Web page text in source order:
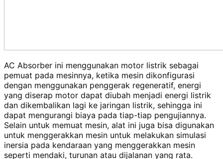
AC Absorber ini menggunakan motor listrik sebagai
pemuat pada mesinnya, ketika mesin dikonfigurasi
dengan menggunakan penggerak regeneratif, energi
yang diserap motor dapat diubah menjadi energi listrik
dan dikembalikan lagi ke jaringan listrik, sehingga ini
dapat mengurangi biaya pada tiap-tiap pengujiannya.
Selain untuk memuat mesin, alat ini juga bisa digunakan
untuk menggerakkan mesin untuk melakukan simulasi
inersia pada kendaraan yang menggerakkan mesin
seperti mendaki, turunan atau dijalanan yang rata.